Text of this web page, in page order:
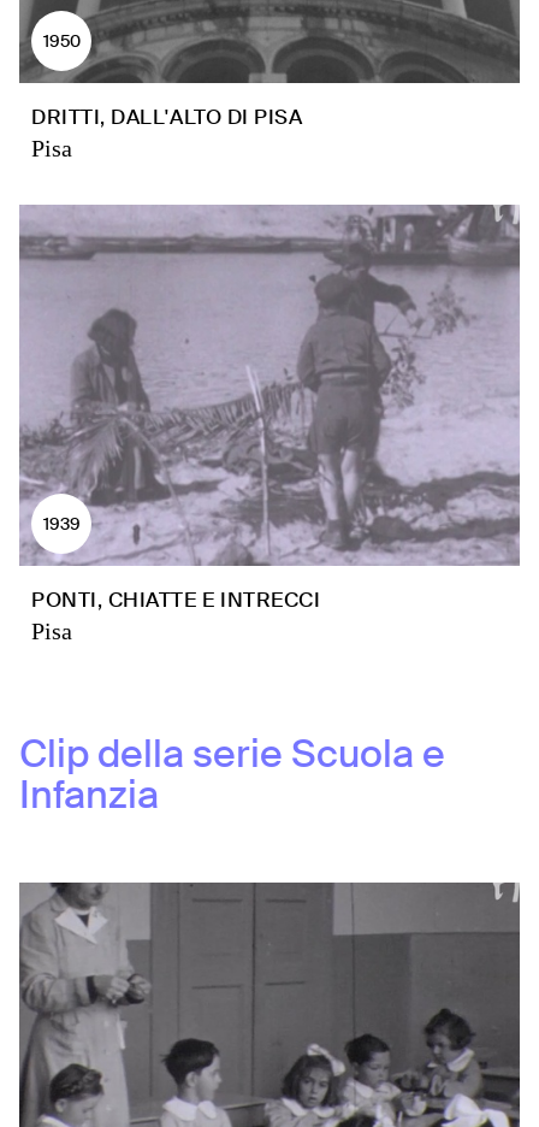
1950
DRITTI, DALL'ALTO DI PISA
Pisa
1939
PONTI, CHIATTE E INTRECCI
Pisa
Clip della serie Scuola e
Infanzia